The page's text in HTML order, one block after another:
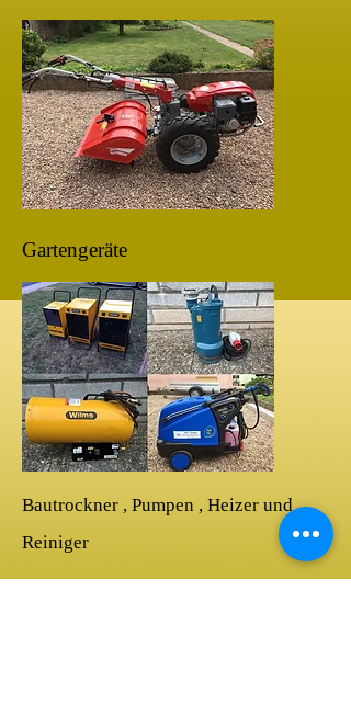
Gartengeräte
Bautrockner , Pumpen , Heizer und
Reiniger